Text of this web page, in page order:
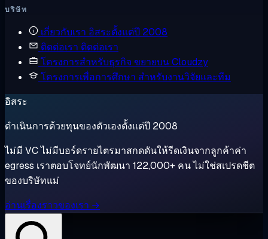
บริษัท
เกี่ยวกับเรา อิสระตั้งแต่ปี 2008
ติดต่อเรา ติดต่อเรา
โครงการสำหรับธุรกิจ ขยายบน Cloudzy
โครงการเพื่อการศึกษา สำหรับงานวิจัยและทีม
อิสระ
ดำเนินการด้วยทุนของตัวเองตั้งแต่ปี 2008
ไม่มี VC ไม่มีบอร์ดรายไตรมาสกดดันให้รีดเงินจากลูกค้าค่า
egress เราตอบโจทย์นักพัฒนา 122,000+ คน ไม่ใช่สเปรดชีต
ของบริษัทแม่
อ่านเรื่องราวของเรา →